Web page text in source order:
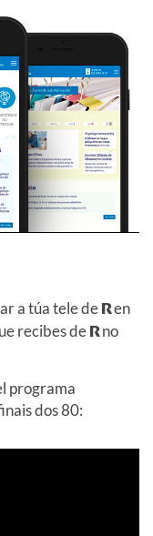
a túa tele deRen
recibes deRno
programa
dos 80: